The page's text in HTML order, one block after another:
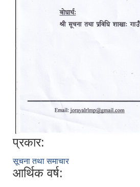
प्रकार:
सूचना तथा समाचार
आर्थिक वर्ष: